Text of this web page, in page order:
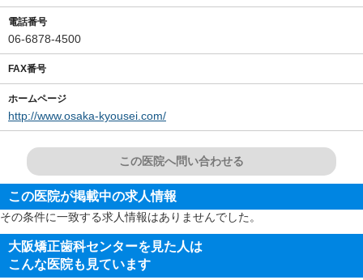
電話番号
06-6878-4500
FAX番号
ホームページ
http://www.osaka-kyousei.com/
この医院へ問い合わせる
この医院が掲載中の求人情報
その条件に一致する求人情報はありませんでした。
大阪矯正歯科センターを見た人は
こんな医院も見ています